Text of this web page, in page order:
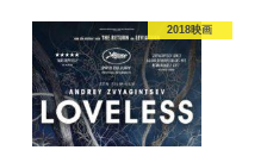
2018映画